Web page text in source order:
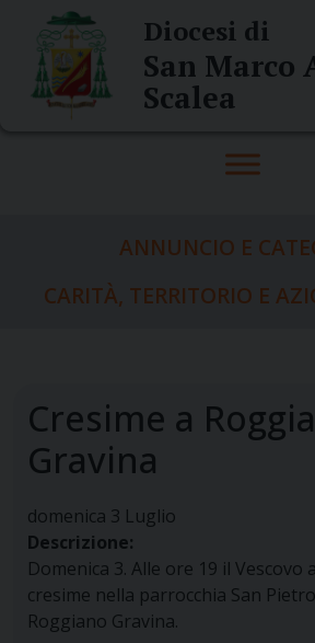
content
Diocesi di
San Marco
Scalea
ANNUNCIO E
CARITÀ, TERRITORIO E
Cresime a
Gravina
domenica 3 Luglio
Descrizione:
Domenica 3. Alle ore 19 il Vescovo
cresime nella parrocchia San
Roggiano Gravina.